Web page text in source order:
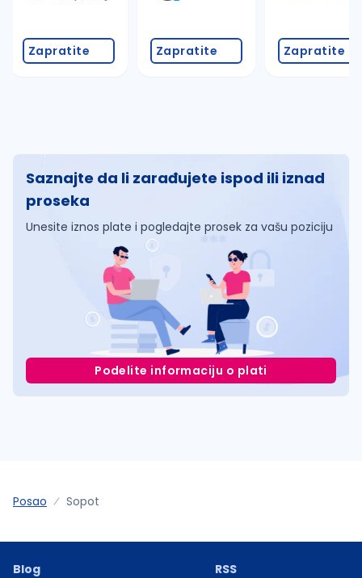
Zapratite Zapratite Zapratite
Saznajte da li zarađujete ispod ili iznad
proseka
Unesite iznos plate i pogledajte prosek za vašu poziciju
Podelite informaciju o plati
Posao Sopot
Blog
RSS